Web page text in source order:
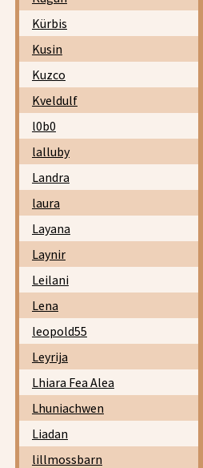
Kürbis
Kusin
Kuzco
Kveldulf
l0b0
lalluby
Landra
laura
Layana
Laynir
Leilani
Lena
leopold55
Leyrija
Lhiara Fea Alea
Lhuniachwen
Liadan
lillmossbarn